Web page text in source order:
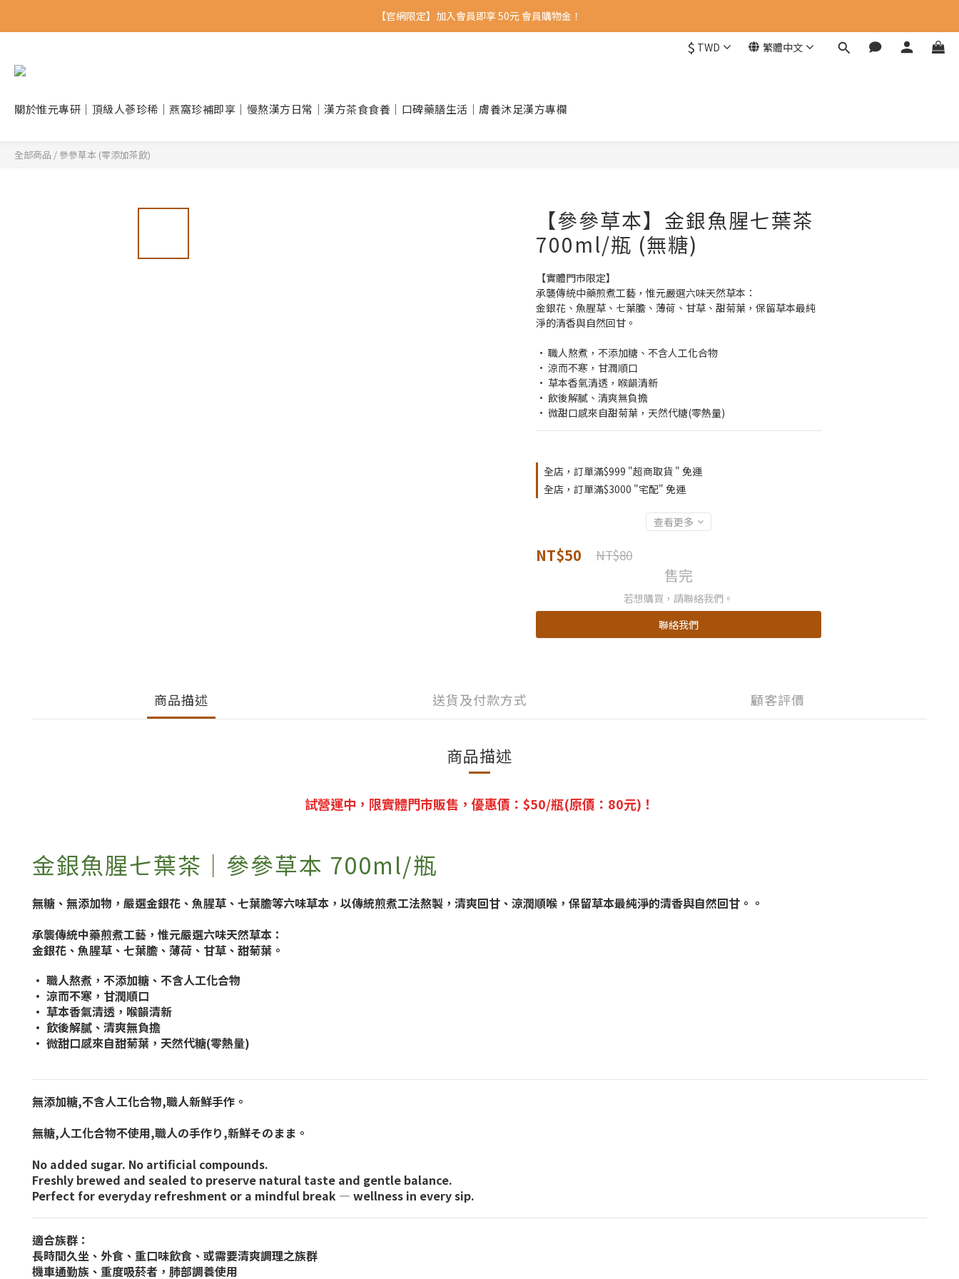
【官網限定】加入會員即享 50元 會員購物金！
$ TWD 繁體中文
關於惟元專研｜頂級人蔘珍稀｜燕窩珍補即享｜慢熬漢方日常｜漢方茶食食養｜口碑藥膳生活｜膚養沐足漢方專欄
全部商品 / 參參草本 (零添加茶飲)
【參參草本】金銀魚腥七葉茶
700ml/瓶 (無糖)
【實體門市限定】
承襲傳統中藥煎煮工藝，惟元嚴選六味天然草本：
金銀花、魚腥草、七葉膽、薄荷、甘草、甜菊葉，保留草本最純
淨的清香與自然回甘。
• 職人熬煮，不添加糖、不含人工化合物
• 涼而不寒，甘潤順口
• 草本香氣清透，喉韻清新
• 飲後解膩、清爽無負擔
• 微甜口感來自甜菊葉，天然代糖(零熱量)
全店，訂單滿$999 "超商取貨 " 免運
全店，訂單滿$3000 "宅配" 免運
查看更多
NT$50 NT$80
售完
若想購買，請聯絡我們。
聯絡我們
商品描述 送貨及付款方式 顧客評價
商品描述
試營運中，限實體門市販售，優惠價：$50/瓶(原價：80元)！
金銀魚腥七葉茶｜參參草本 700ml/瓶
無糖、無添加物，嚴選金銀花、魚腥草、七葉膽等六味草本，以傳統煎煮工法熬製，清爽回甘、涼潤順喉 ，保留草本最純淨的清香與自然回甘。 。
承襲傳統中藥煎煮工藝，惟元嚴選六味天然草本：
金銀花、魚腥草、七葉膽、薄荷、甘草、甜菊葉。
• 職人熬煮，不添加糖、不含人工化合物
• 涼而不寒，甘潤順口
• 草本香氣清透，喉韻清新
• 飲後解膩、清爽無負擔
• 微甜口感來自甜菊葉，天然代糖(零熱量)
無添加糖,不含人工化合物,職人新鮮手作。
無糖,人工化合物不使用,職人の手作り,新鮮そのまま。
No added sugar. No artificial compounds.
Freshly brewed and sealed to preserve natural taste and gentle balance.
Perfect for everyday refreshment or a mindful break — wellness in every sip.
適合族群：
長時間久坐、外食、重口味飲食、或需要清爽調理之族群
機車通勤族、重度吸菸者，肺部調養使用